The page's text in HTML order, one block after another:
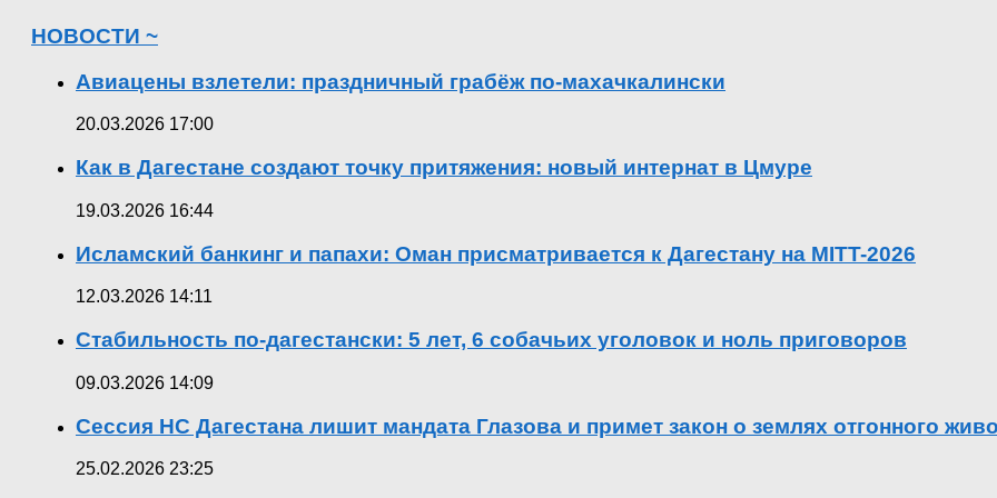
НОВОСТИ ~
Авиацены взлетели: праздничный грабёж по-махачкалински
20.03.2026 17:00
Как в Дагестане создают точку притяжения: новый интернат в Цмуре
19.03.2026 16:44
Исламский банкинг и папахи: Оман присматривается к Дагестану на MITT-2026
12.03.2026 14:11
Стабильность по-дагестански: 5 лет, 6 собачьих уголовок и ноль приговоров
09.03.2026 14:09
Сессия НС Дагестана лишит мандата Глазова и примет закон о землях отгонного
25.02.2026 23:25